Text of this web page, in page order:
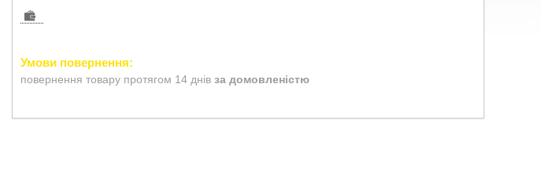
повернення товару протягом 14 днів за домовленістю